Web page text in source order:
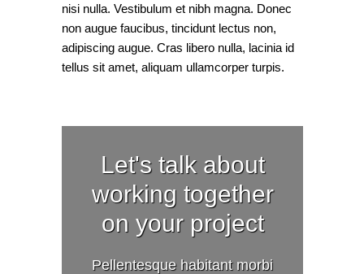
nisi nulla. Vestibulum et nibh magna. Donec
non augue faucibus, tincidunt lectus non,
adipiscing augue. Cras libero nulla, lacinia id
tellus sit amet, aliquam ullamcorper turpis.
Let's talk about
working together
on your project
Pellentesque habitant morbi